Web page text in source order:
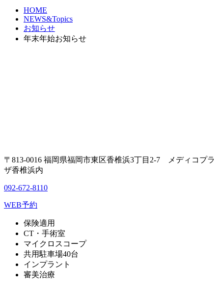
HOME
NEWS&Topics
お知らせ
年末年始お知らせ
〒813-0016 福岡県福岡市東区香椎浜3丁目2-7 メディコプラ
ザ香椎浜内
092-672-8110
WEB予約
保険適用
CT・手術室
マイクロスコープ
共用駐車場40台
インプラント
審美治療